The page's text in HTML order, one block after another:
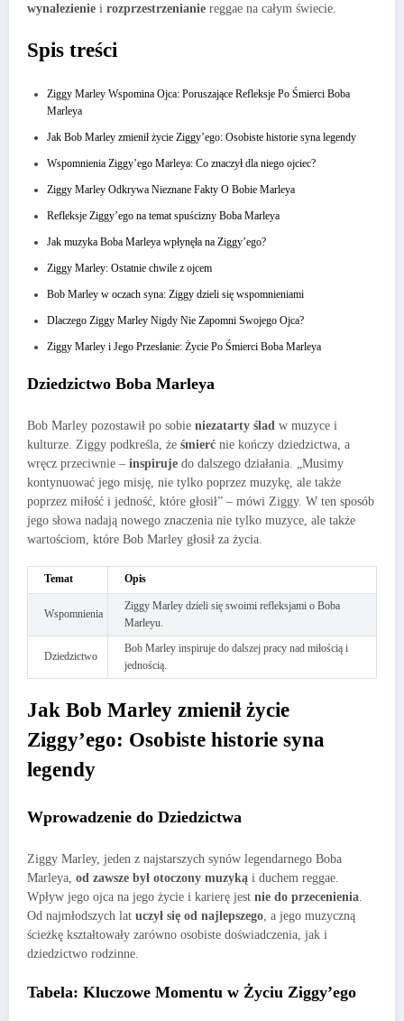
wynalezienie i rozprzestrzenianie reggae na całym świecie.
Spis treści
Ziggy Marley Wspomina Ojca: Poruszające Refleksje Po Śmierci Boba
Marleya
Jak Bob Marley zmienił życie Ziggy’ego: Osobiste historie syna legendy
Wspomnienia Ziggy’ego Marleya: Co znaczył dla niego ojciec?
Ziggy Marley Odkrywa Nieznane Fakty O Bobie Marleya
Refleksje Ziggy’ego na temat spuścizny Boba Marleya
Jak muzyka Boba Marleya wpłynęła na Ziggy’ego?
Ziggy Marley: Ostatnie chwile z ojcem
Bob Marley w oczach syna: Ziggy dzieli się wspomnieniami
Dlaczego Ziggy Marley Nigdy Nie Zapomni Swojego Ojca?
Ziggy Marley i Jego Przesłanie: Życie Po Śmierci Boba Marleya
Dziedzictwo Boba Marleya
Bob Marley pozostawił po sobie niezatarty ślad w muzyce i
kulturze. Ziggy podkreśla, że śmierć nie kończy dziedzictwa, a
wręcz przeciwnie – inspiruje do dalszego działania. „Musimy
kontynuować jego misję, nie tylko poprzez muzykę, ale także
poprzez miłość i jedność, które głosił” – mówi Ziggy. W ten sposób
jego słowa nadają nowego znaczenia nie tylko muzyce, ale także
wartościom, które Bob Marley głosił za życia.
Temat Opis
Wspomnienia
Ziggy Marley dzieli się swoimi refleksjami o Boba
Marleyu.
Dziedzictwo
Bob Marley inspiruje do dalszej pracy nad miłością i
jednością.
Jak Bob Marley zmienił życie
Ziggy’ego: Osobiste historie syna
legendy
Wprowadzenie do Dziedzictwa
Ziggy Marley, jeden z najstarszych synów legendarnego Boba
Marleya, od zawsze był otoczony muzyką i duchem reggae.
Wpływ jego ojca na jego życie i karierę jest nie do przecenienia.
Od najmłodszych lat uczył się od najlepszego, a jego muzyczną
ścieżkę kształtowały zarówno osobiste doświadczenia, jak i
dziedzictwo rodzinne.
Tabela: Kluczowe Momentu w Życiu Ziggy’ego